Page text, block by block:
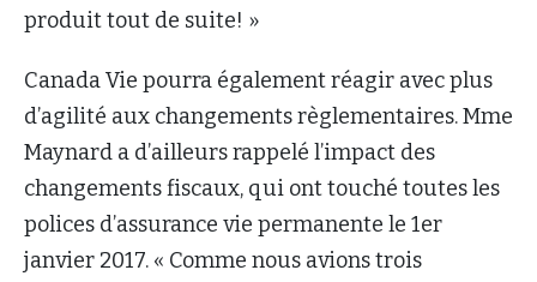
produit tout de suite! »
Canada Vie pourra également réagir avec plus
d’agilité aux changements règlementaires. Mme
Maynard a d’ailleurs rappelé l’impact des
changements fiscaux, qui ont touché toutes les
polices d’assurance vie permanente le 1er
janvier 2017. « Comme nous avions trois